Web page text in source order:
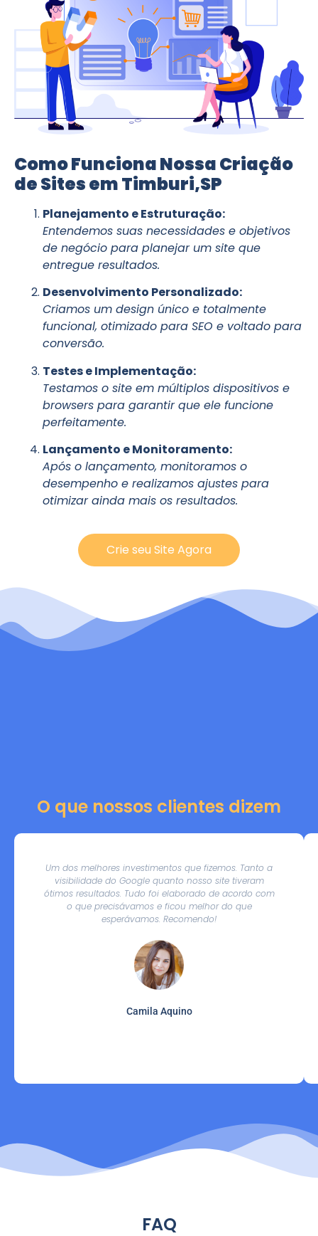
Como Funciona Nossa Criação
de Sites em Timburi,SP
Planejamento e Estruturação:
Entendemos suas necessidades e objetivos
de negócio para planejar um site que
entregue resultados.
Desenvolvimento Personalizado:
Criamos um design único e totalmente
funcional, otimizado para SEO e voltado para
conversão.
Testes e Implementação:
Testamos o site em múltiplos dispositivos e
browsers para garantir que ele funcione
perfeitamente.
Lançamento e Monitoramento:
Após o lançamento, monitoramos o
desempenho e realizamos ajustes para
otimizar ainda mais os resultados.
Crie seu Site Agora
O que nossos clientes dizem
Um dos melhores investimentos que fizemos. Tanto a
visibilidade do Google quanto nosso site tiveram
ótimos resultados. Tudo foi elaborado de acordo com
o que precisávamos e ficou melhor do que
esperávamos. Recomendo!
Camila Aquino
FAQ